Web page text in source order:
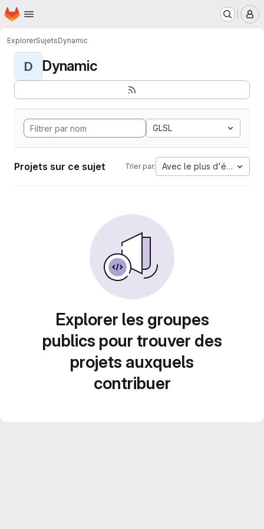
Passer au contenu principal
Page d'accueil
ExplorerSujetsDynamic
D Dynamic
GLSL
Projets sur ce sujet Trier par: Avec le plus d'étoiles
Explorer les groupes
publics pour trouver des
projets auxquels
contribuer